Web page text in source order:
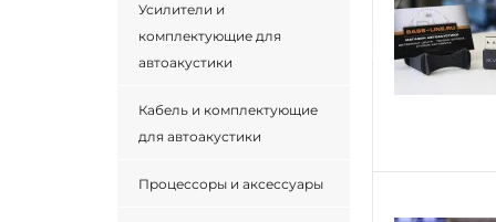
Усилители и
комплектующие для
автоакустики
Кабель и комплектующие
для автоакустики
Процессоры и аксессуары